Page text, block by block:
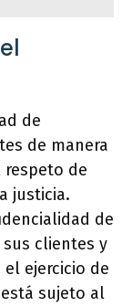
de
de manera
respeto de
justicia.
de
clientes y
ejercicio de
sujeto al